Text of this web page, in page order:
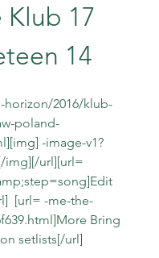
Klub 17
14
horizon/2016/klub-
poland-
-image-v1?
img][/url][url=
[url= -me-the-
Bring
setlists[/url]